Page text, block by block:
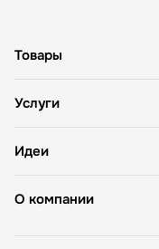
О компании
Товары
Услуги
Идеи